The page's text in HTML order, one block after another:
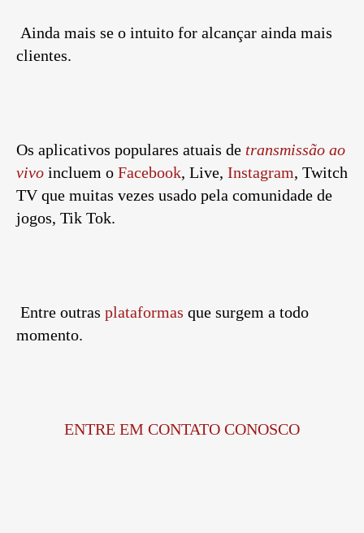
Ainda mais se o intuito for alcançar ainda mais
clientes.
Os aplicativos populares atuais de transmissão ao
vivo incluem o Facebook, Live, Instagram, Twitch
TV que muitas vezes usado pela comunidade de
jogos, Tik Tok.
Entre outras plataformas que surgem a todo
momento.
ENTRE EM CONTATO CONOSCO